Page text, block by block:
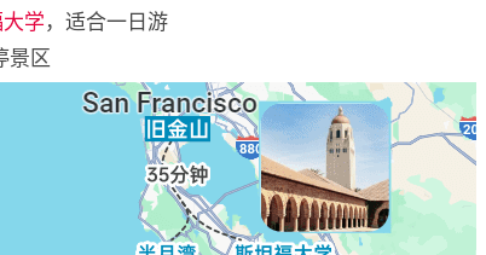
学，适合一日游
景区